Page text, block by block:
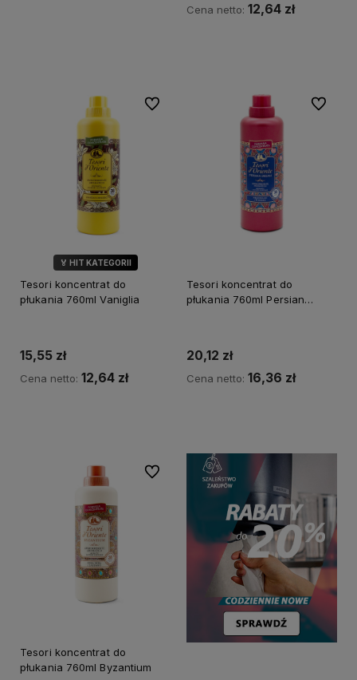
Cena netto: 12,64 zł
🏅 HIT KATEGORII
Tesori koncentrat do
płukania 760ml Vaniglia
15,55 zł
Cena netto: 12,64 zł
Do ulubionych
Tesori koncentrat do
płukania 760ml Persian
20,12 zł
Cena netto: 16,36 zł
Do
Tesori koncentrat do
płukania 760ml Byzantium
Do ulubionych